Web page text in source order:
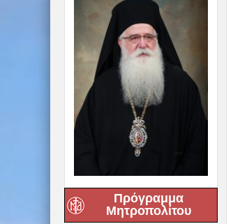
Πρόγραμμα
Μητροπολίτου